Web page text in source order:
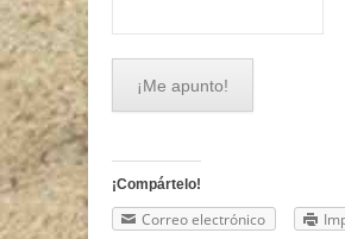
¡Compártelo!
Correo electrónico